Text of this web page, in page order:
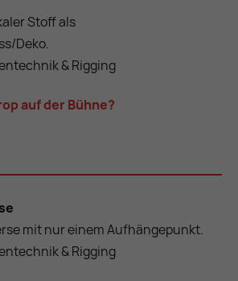
Stoff als
Deko.
& Rigging
auf der Bühne?
mit nur einem Aufhängepunkt.
& Rigging